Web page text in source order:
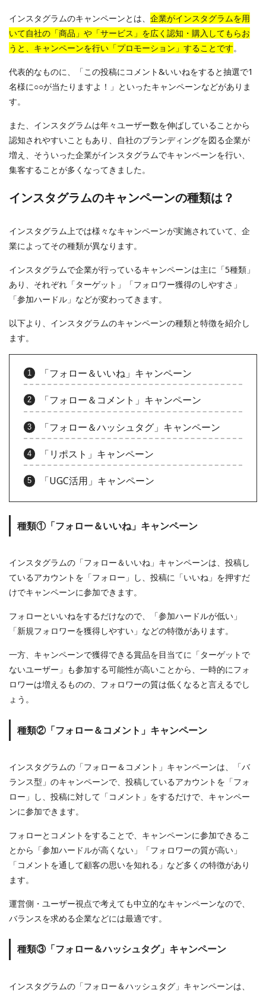
インスタグラムのキャンペーンとは、 企業がインスタグラムを用
いて自社の「商品」や「サービス」を広く認知・購入してもらお
うと、キャンペーンを行い「プロモーション」することです。
代表的なものに、「この投稿にコメント&いいねをすると抽選で1
名様に○○が当たりますよ！」といったキャンペーンなどがありま
す。
また、インスタグラムは年々ユーザー数を伸ばしていることから
認知されやすいこともあり、自社のブランディングを図る企業が
増え、そういった企業がインスタグラムでキャンペーンを行い、
集客することが多くなってきました。
インスタグラムのキャンペーンの種類は？
インスタグラム上では様々なキャンペーンが実施されていて、企
業によってその種類が異なります。
インスタグラムで企業が行っているキャンペーンは主に「5種類」
あり、それぞれ「ターゲット」「フォロワー獲得のしやすさ」
「参加ハードル」などが変わってきます。
以下より、インスタグラムのキャンペーンの種類と特徴を紹介し
ます。
「フォロー＆いいね」キャンペーン
「フォロー＆コメント」キャンペーン
「フォロー＆ハッシュタグ」キャンペーン
「リポスト」キャンペーン
「UGC活用」キャンペーン
種類①「フォロー＆いいね」キャンペーン
インスタグラムの「フォロー＆いいね」キャンペーンは、投稿し
ているアカウントを「フォロー」し、投稿に「いいね」を押すだ
けでキャンペーンに参加できます。
フォローといいねをするだけなので、「参加ハードルが低い」
「新規フォロワーを獲得しやすい」などの特徴があります。
一方、キャンペーンで獲得できる賞品を目当てに「ターゲットで
ないユーザー」も参加する可能性が高いことから、一時的にフォ
ロワーは増えるものの、フォロワーの質は低くなると言えるでし
ょう。
種類②「フォロー＆コメント」キャンペーン
インスタグラムの「フォロー＆コメント」キャンペーンは、「バ
ランス型」のキャンペーンで、投稿しているアカウントを「フォ
ロー」し、投稿に対して「コメント」をするだけで、キャンペー
ンに参加できます。
フォローとコメントをすることで、キャンペーンに参加できるこ
とから「参加ハードルが高くない」「フォロワーの質が高い」
「コメントを通して顧客の思いを知れる」など多くの特徴があり
ます。
運営側・ユーザー視点で考えても中立的なキャンペーンなので、
バランスを求める企業などには最適です。
種類③「フォロー＆ハッシュタグ」キャンペーン
インスタグラムの「フォロー＆ハッシュタグ」キャンペーンは、